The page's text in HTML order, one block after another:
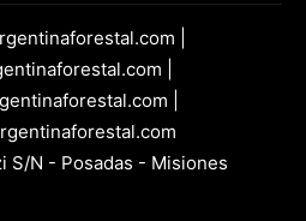
|
|
|
S/N - Posadas - Misiones